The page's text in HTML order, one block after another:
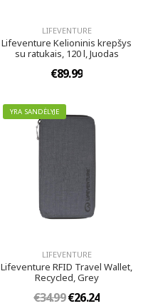
LIFEVENTURE
Lifeventure Kelioninis krepšys
su ratukais, 120 l, Juodas
€89.99
YRA SANDĖLYJE
LIFEVENTURE
Lifeventure RFID Travel Wallet,
Recycled, Grey
€34.99€26.24